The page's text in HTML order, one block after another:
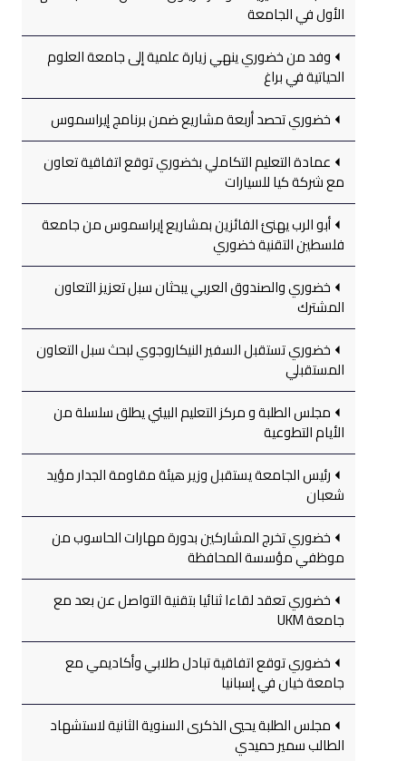
الأول في الجامعة
وفد من خضوري ينهي زيارة علمية إلى جامعة العلوم
الحياتية في براغ
خضوري تحصد أربعة مشاريع ضمن برنامج إيراسموس
عمادة التعليم التكاملي بخضوري توقع اتفاقية تعاون
مع شركة كيا للسيارات
أبو الرب يهنئ الفائزين بمشاريع إيراسموس من جامعة
فلسطين التقنية خضوري
خضوري والصندوق العربي يبحثان سبل تعزيز التعاون
المشترك
خضوري تستقبل السفير النيكاروجوي لبحث سبل التعاون
المستقبلي
مجلس الطلبة و مركز التعليم البيئي يطلق سلسلة من
الأيام التطوعية
رئيس الجامعة يستقبل وزير هيئة مقاومة الجدار مؤيد
شعبان
خضوري تخرج المشاركين بدورة مهارات الحاسوب من
موظفي مؤسسة المحافظة
خضوري تعقد لقاءا ثنائيا بتقنية التواصل عن بعد مع
جامعة UKM
خضوري توقع اتفاقية تبادل طلابي وأكاديمي مع
جامعة خيان في إسبانيا
مجلس الطلبة يحيي الذكرى السنوية الثانية لاستشهاد
الطالب سمير حميدي